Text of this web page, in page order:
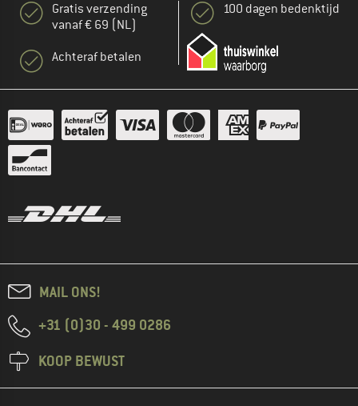
Gratis verzending
vanaf € 69 (NL)
Achteraf betalen
100 dagen bedenktijd
MAIL ONS!
+31 (0)30 - 499 0286
KOOP BEWUST